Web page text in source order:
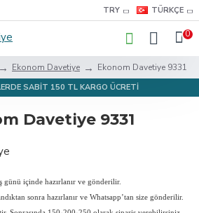
TRY TÜRKÇE
0
Ekonom Davetiye Ekonom Davetiye 9331
SABİT 150 TL KARGO ÜCRETİ
Davetiye 9331
içinde hazırlanır ve gönderilir.
sonra hazırlanır ve Whatsapp’tan size gönderilir.